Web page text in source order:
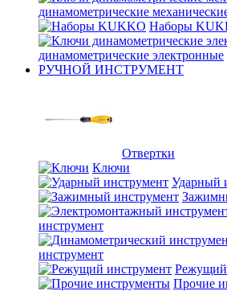
динамометрические
Наборы
динамометрические электронные
РУЧНОЙ ИНСТРУМЕНТ
Отвертки
Ключи
Ударный
инструмент
инструмент
Режущий
Прочие